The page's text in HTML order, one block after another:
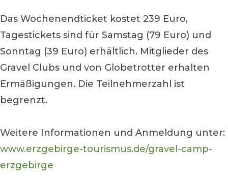
Das Wochenendticket kostet 239 Euro,
Tagestickets sind für Samstag (79 Euro) und
Sonntag (39 Euro) erhältlich. Mitglieder des
Gravel Clubs und von Globetrotter erhalten
Ermäßigungen. Die Teilnehmerzahl ist
begrenzt.
Weitere Informationen und Anmeldung unter:
www.erzgebirge-tourismus.de/gravel-camp-
erzgebirge